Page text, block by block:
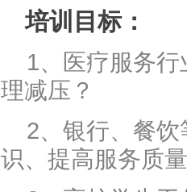
培训目标：
1、医疗服务
理减压？
2、银行、餐
识、提高服务质